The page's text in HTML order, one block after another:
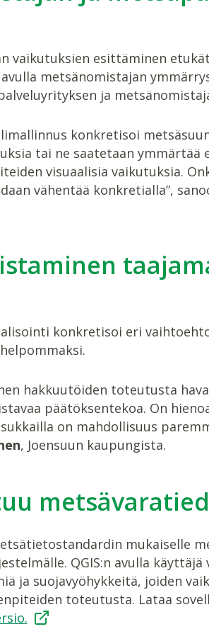
vaikutuksien esittäminen
metsänomistajan
ja
konkretisoi
tai ne saatetaan ymmärtää
visuaalisia vaikutuksia.
vähentää konkretialla”,
konkretisoi eri
hakkuutöiden toteutusta
päätöksentekoa. On
on mahdollisuus
, Joensuun kaupungista.
mukaiselle
QGIS:n avulla
ja suojavyöhykkeitä, joiden
toteutusta. Lataa